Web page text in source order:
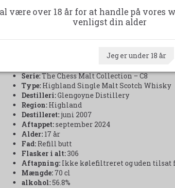
The Chess Malt Collection er skabt med fokus
Serien hylder både whiskyens håndværk og
Whiskyerne udvælges nøje fra individuelle fade
autenticitet. Resultatet er eksklusive
The Chess Malt Collection C8
Serie:The Chess Malt Collection – C8
Type:Highland Single Malt Scotch Whisky
Destilleri:Glengoyne Distillery
Region:Highland
Destilleret:juni 2007
Aftappet:september 2024
Alder:17 år
Fad:Refill butt
Flasker i alt:306
Aftapning:Ikke kølefiltreret og uden tilsat
Mængde:70 cl
alkohol:56.8%
være over 18 år for at handle på vores
venligst din alder
Jeg er under 18 år